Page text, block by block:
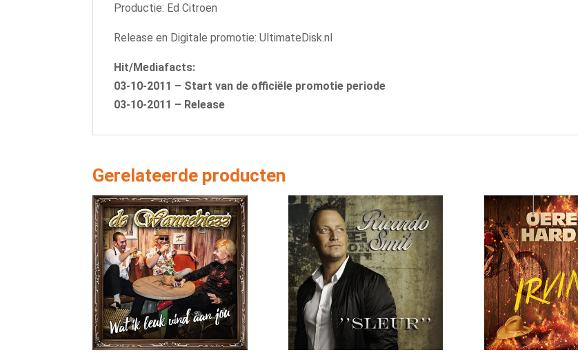
Productie: Ed Citroen
Release en Digitale promotie: UltimateDisk.nl
Hit/Mediafacts:
03-10-2011 – Start van de officiële promotie periode
03-10-2011 – Release
Gerelateerde producten